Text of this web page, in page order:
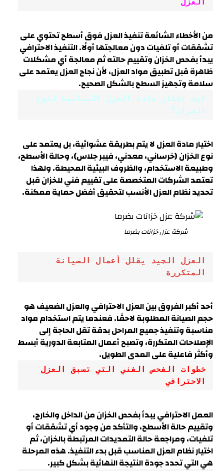
من الأخطاء الشائعة تنفيذ العزل فوق أسطح تحتوي على
تشققات أو تلفيات دون معالجتها أولًا. التنفيذ الاحترافي
يبدأ بفحص الخزان وتقييم حالته ثم معالجة أي مشكلات
ظاهرة قبل تطبيق مواد العزل، لأن نجاح العزل يعتمد على
سلامة وتجهيز السطح بالشكل الصحيح.
الخزان؟
اختيار مادة العزل لا يتم بطريقة عشوائية، بل يعتمد على
نوع الخزان (خرساني، معدني، فيبر جلاس)، وحالة الأسطح،
وطبيعة الاستخدام، والظروف البيئية المحيطة. ولهذا
تعتمد الشركات المتخصصة على تقييم فني للخزان قبل
تحديد نظام العزل الأنسب لتحقيق أفضل حماية ممكنة.
شركة عزل خزانات بضرما
المتكررة
أحد أكبر الفروق بين العزل الاحترافي والعزل الضعيف هو
حجم الصيانة المطلوبة لاحقًا. فعندما يتم استخدام مواد
مناسبة وتنفيذ جميع المراحل بدقة تقل الحاجة إلى
الإصلاحات المتكررة، وتصبح أعمال المتابعة الدورية أبسط
وأكثر فاعلية على المدى الطويل.
الاحترافي
العمل الاحترافي يبدأ بفحص الخزان من الداخل والخارج،
وتقييم حالة الأسطح، والتأكد من وجود أي تشققات أو
تلفيات، ومراجعة حالة التمديدات المرتبطة بالخزان، ثم
اختيار نظام العزل المناسب قبل بدء التنفيذ. هذه المرحلة
هي التي تحدد جودة النتيجة النهائية بشكل كبير.